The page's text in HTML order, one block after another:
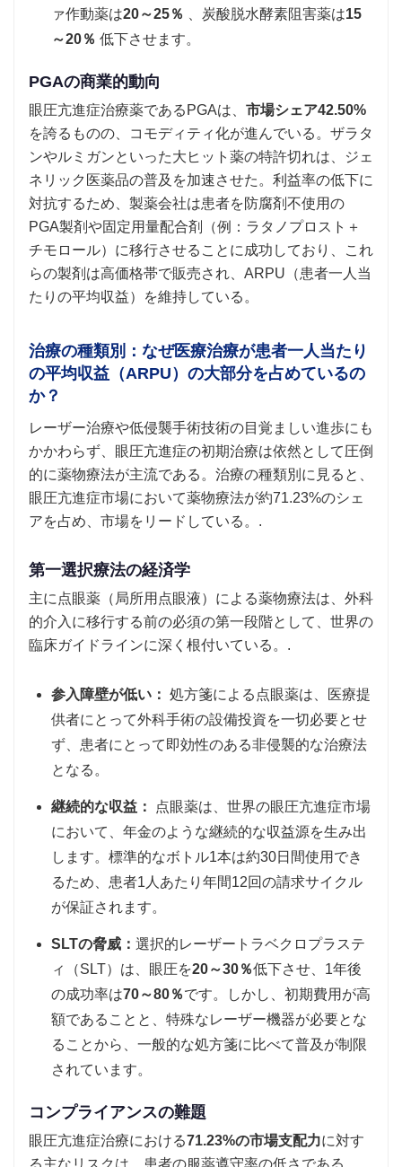
ァ作動薬は20～25％ 、炭酸脱水酵素阻害薬は15
～20％ 低下させます。
PGAの商業的動向
眼圧亢進症治療薬であるPGAは、 市場シェア42.50%
を誇るものの、コモディティ化が進んでいる。ザラタ
ンやルミガンといった大ヒット薬の特許切れは、ジェ
ネリック医薬品の普及を加速させた。利益率の低下に
対抗するため、製薬会社は患者を防腐剤不使用の
PGA製剤や固定用量配合剤（例：ラタノプロスト＋
チモロール）に移行させることに成功しており、これ
らの製剤は高価格帯で販売され、ARPU（患者一人当
たりの平均収益）を維持している。
治療の種類別：なぜ医療治療が患者一人当たり
の平均収益（ARPU）の大部分を占めているの
か？
レーザー治療や低侵襲手術技術の目覚ましい進歩にも
かかわらず、眼圧亢進症の初期治療は依然として圧倒
的に薬物療法が主流である。治療の種類別に見ると、
眼圧亢進症市場において薬物療法が約71.23%のシェ
アを占め、市場をリードしている。.
第一選択療法の経済学
主に点眼薬（局所用点眼液）による薬物療法は、外科
的介入に移行する前の必須の第一段階として、世界の
臨床ガイドラインに深く根付いている。.
参入障壁が低い： 処方箋による点眼薬は、医療提
供者にとって外科手術の設備投資を一切必要とせ
ず、患者にとって即効性のある非侵襲的な治療法
となる。
継続的な収益：
点眼薬は、世界の眼圧亢進症市場
において、年金のような継続的な収益源を生み出
します。標準的なボトル1本は約30日間使用でき
るため、患者1人あたり年間12回の請求サイクル
が保証されます。
SLTの脅威： 選択的レーザートラベクロプラステ
ィ（SLT）は、眼圧を20～30％低下させ、1年後
の成功率は70～80％です。しかし、初期費用が高
額であることと、特殊なレーザー機器が必要とな
ることから、一般的な処方箋に比べて普及が制限
されています。
コンプライアンスの難題
眼圧亢進症治療における71.23%の市場支配力に対す